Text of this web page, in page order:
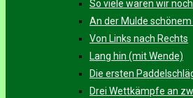
So viele waren wir
An der Mulde
Von Links nach Rechts
Lang hin (mit Wende)
Die ersten
Drei Wettkämpfe an